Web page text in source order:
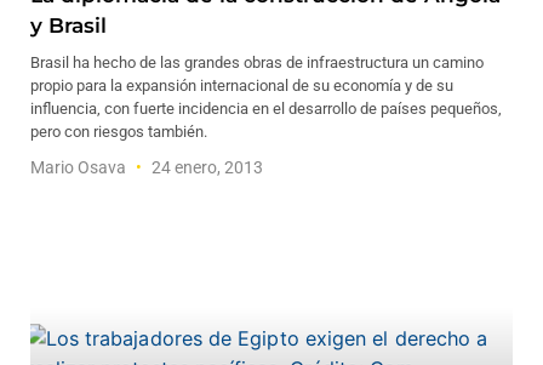
y Brasil
Brasil ha hecho de las grandes obras de infraestructura un camino
propio para la expansión internacional de su economía y de su
influencia, con fuerte incidencia en el desarrollo de países pequeños,
pero con riesgos también.
Mario Osava 24 enero, 2013